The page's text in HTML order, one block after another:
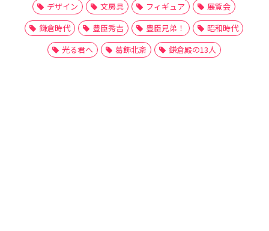
デザイン
文房具 フィギュア
展覧会
鎌倉時代
豊臣秀吉 豊臣兄弟！
昭和時代
光る君へ
葛飾北斎 鎌倉殿の13人